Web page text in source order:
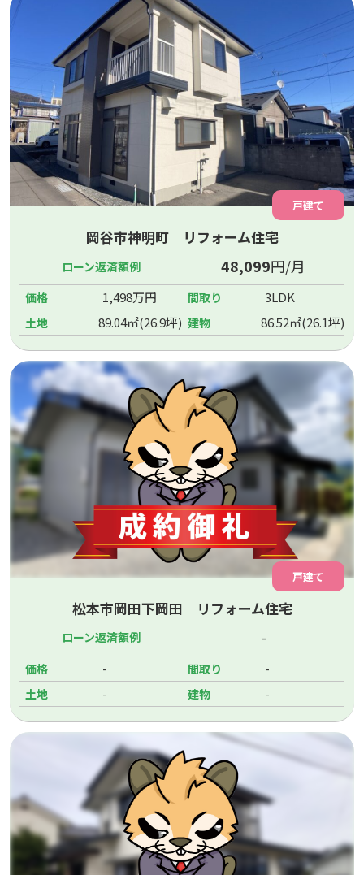
戸建て
岡谷市神明町 リフォーム住宅
ローン返済額例 48,099円/月
価格 1,498万円 間取り 3LDK
土地 89.04㎡(26.9坪) 建物 86.52㎡(26.1坪)
戸建て
松本市岡田下岡田 リフォーム住宅
ローン返済額例 -
価格 - 間取り -
土地 - 建物 -